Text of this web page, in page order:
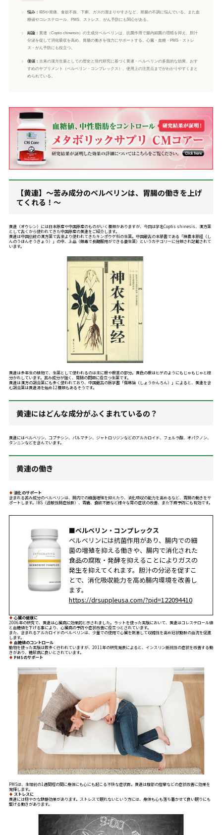
○ 悩み：
IBSや胃痛、食欲不振、下痢、ガスの溜まりやすさなど、胃腸の不調に悩んでいる。また血
糖値やコレステロール、PMS、ストレス、がん予防にも関心がある。
○ 結論： 黄連（Coptis chinensis）の主成分ベルベリンは、抗菌作用で腸内細菌の増殖を抑え、胆汁
分泌を促して消化吸収を高め、胃腸の働きを強力にサポートする。心臓・血糖・PMS・ストレ
ス・がん予防にも役立つ。
○ 価値： 古来の漢方生薬としての歴史と現代研究に基づく黄連・ベルベリンの多面的な効果、おす
すめのサプリメント（ベルベリン・コンプレックス）、使用上の注意点までがわかりやすくまと
められている。
【黄連】～苦み成分のベルベリンは、胃腸の働きを上げ
てくれる！～
黄連（オウレン）には日本原産や中国原産のものがいく種類かありますが、今回は学名Coptis shinesis、漢方薬
として古くから使われてきた中国原産の黄連をご紹介します。
黄連は中国伝統の漢方薬で古来より使われてきたキンポウゲ科の生薬。中国最古の本草書である「神農本草経（し
んのうほんぞうきょう）」の中、上品（無毒で長期服用ができる養生薬）というカテゴリーに分類され記載されて
います。
黄連は多年生の植物で、生薬として使われるのは主に根や根茎の部分。黄色の根はヒゲのようにもじゃもじゃと枝
分かれしています。苦み成分が強く、胃腸の問題に役立つ生薬です。
黄連は漢方の調合薬にも多く使われており、中国最古の医学書「傷寒論（しょうかんろん）」によると、黄連を含
む調合薬は黄連湯を始め12種類もあるそうです。
黄連にはどんな成分がふくまれているの？
黄連にはベルベリン、コプチシン、パルマチン、ジャトロリジンなどのアルカロイド、フェルラ酸、オパクノン、
タンニンなどを含んでいます。
黄連の働き
♦ 消化のサポート
含まれる苦み成分のベルベリンは、腸内での細菌増殖を抑えたり、消化吸収の能力を高めるなど、胃腸の働きをサ
ポートします。IBS（過敏性腸症候群）、胃痛、食欲不振など様々な胃の症状の改善、また下痢予防にも有効です。
■ベルベリン・コンプレックス
ベルベリンには抗菌作用があり、腸内での細
菌の増殖を抑える働きや、腸内で消化された
食品の腐敗・発酵を抑えることによりガスの
発生を抑えてくれます。胆汁の分泌を促すこ
とで、消化吸収能力を高め腸内環境を改善し
ます。
https://drsuppleusa.com/?pid=122094410
♦ 心臓の健康に
2006年の研究で、黄連は心臓病に効果的と示されました。ラットを使った実験において、黄連はコレステロール値
と血糖値を下げる事により、心臓病の予防や症状改善に役立つとされています。
また、含まれるアルカロイドのベルベリンは、少量での使用で心臓を刺激して収縮性を高め冠状動脈の血流を促進
します。
♦ 血糖値のコントロール
動物を使った実験は数多く行われていますが、2011年の研究発表によると、インスリン抵抗性の症状を改善する働
きがあり、糖尿病に良いとされています。
♦ PMSのサポート
PMSは、生理前の1週間程の間に身体にも心にも起こる不快な症状群。黄連は腹部の痙攣などの症状改善に効果を
発揮します。
♦ ストレスに
黄連には穏やかな鎮静効果があります。ストレスで眠れないという方には、身体も心も落ち着かせて良い眠りにも
繋げる働きがあります。